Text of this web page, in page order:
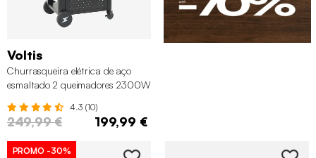
Voltis
Churrasqueira elétrica de aço
esmaltado 2 queimadores 2300W
4.3 (10)
249,99 € 199,99 €
PROMO -30%